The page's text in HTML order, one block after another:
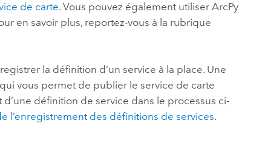
de carte. Vous pouvez également utiliserArcPy
en savoir plus, reportez-vous à la rubrique
la définition d’un service à la place. Une
vous permet de publier le service de carte
définition de service dans le processus ci-
l’enregistrement des définitions de services.